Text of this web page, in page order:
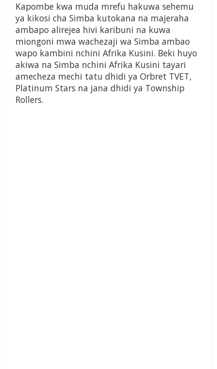
Kapombe kwa muda mrefu hakuwa sehemu
ya kikosi cha Simba kutokana na majeraha
ambapo alirejea hivi karibuni na kuwa
miongoni mwa wachezaji wa Simba ambao
wapo kambini nchini Afrika Kusini. Beki huyo
akiwa na Simba nchini Afrika Kusini tayari
amecheza mechi tatu dhidi ya Orbret TVET,
Platinum Stars na jana dhidi ya Township
Rollers.